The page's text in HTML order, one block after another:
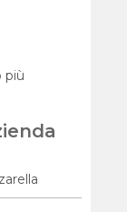
più